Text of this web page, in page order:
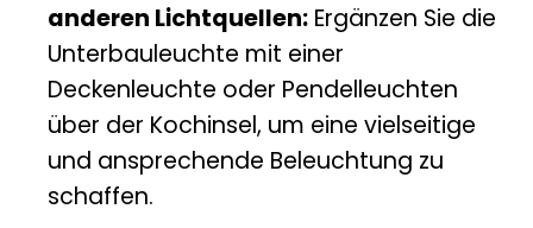
anderen Lichtquellen:Ergänzen Sie die
Unterbauleuchte mit einer
Deckenleuchte oder Pendelleuchten
über der Kochinsel, um eine vielseitige
und ansprechende Beleuchtung zu
schaffen.